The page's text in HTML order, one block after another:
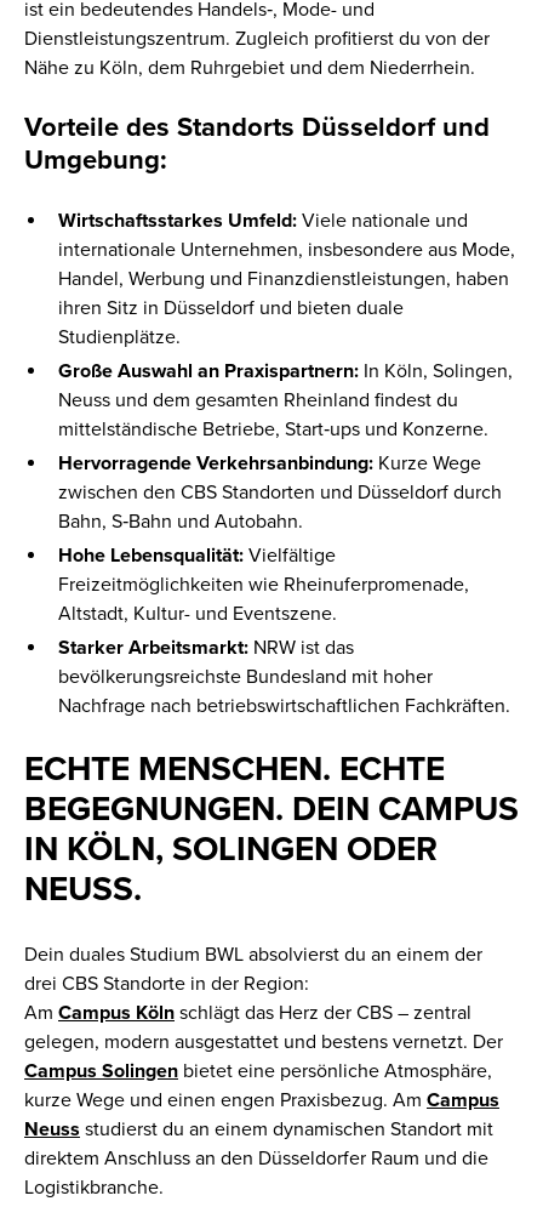
ist ein bedeutendes Handels‑, Mode- und
Dienstleistungszentrum. Zugleich profitierst du von der
Nähe zu Köln, dem Ruhrgebiet und dem Niederrhein.
Vorteile des Standorts Düsseldorf und
Umgebung:
Wirtschaftsstarkes Umfeld: Viele nationale und
internationale Unternehmen, insbesondere aus Mode,
Handel, Werbung und Finanzdienstleistungen, haben
ihren Sitz in Düsseldorf und bieten duale
Studienplätze.
Große Auswahl an Praxispartnern: In Köln, Solingen,
Neuss und dem gesamten Rheinland findest du
mittelständische Betriebe, Start‑ups und Konzerne.
Hervorragende Verkehrsanbindung: Kurze Wege
zwischen den CBS Standorten und Düsseldorf durch
Bahn, S‑Bahn und Autobahn.
Hohe Lebensqualität: Vielfältige
Freizeitmöglichkeiten wie Rheinuferpromenade,
Altstadt, Kultur- und Eventszene.
Starker Arbeitsmarkt: NRW ist das
bevölkerungsreichste Bundesland mit hoher
Nachfrage nach betriebswirtschaftlichen Fachkräften.
ECHTE MENSCHEN. ECHTE
BEGEGNUNGEN. DEIN CAMPUS
IN KÖLN, SOLINGEN ODER
NEUSS.
Dein duales Studium BWL absolvierst du an einem der
drei CBS Standorte in der Region:
Am Campus Köln schlägt das Herz der CBS – zentral
gelegen, modern ausgestattet und bestens vernetzt. Der
Campus Solingen bietet eine persönliche Atmosphäre,
kurze Wege und einen engen Praxisbezug. Am Campus
Neuss studierst du an einem dynamischen Standort mit
direktem Anschluss an den Düsseldorfer Raum und die
Logistikbranche.